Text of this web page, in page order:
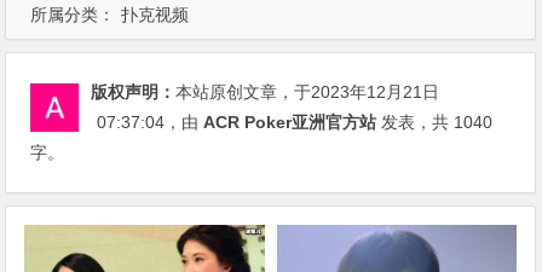
所属分类： 扑克视频
版权声明：本站原创文章，于2023年12月21日
07:37:04 ，由ACR Poker亚洲官方站 发表，共 1040
字。